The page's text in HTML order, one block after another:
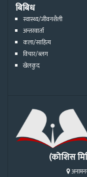
बिबिध
स्वास्थ्य/जीवनशैली
अन्तरवार्ता
कला/साहित्य
विचार/ब्लग
खेलकुद
(कोशिस